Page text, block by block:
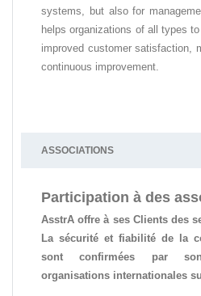
systems, but also for
helps organizations of all types
improved customer satisfaction,
continuous improvement.
ASSOCIATIONS
Participation à des
AsstrA offre à ses Clients des
La sécurité et fiabilité de la
sont confirmées par
organisations internationales